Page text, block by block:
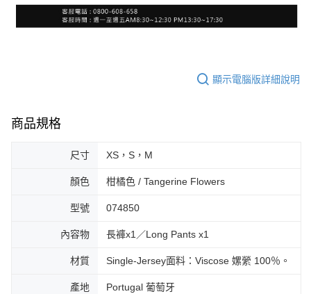
顯示電腦版詳細說明
商品規格
尺寸 XS，S，M
顏色 柑橘色 / Tangerine Flowers
型號 074850
內容物 長褲x1／Long Pants x1
材質 Single-Jersey面料：Viscose 嫘縈 100％。
產地 Portugal 葡萄牙